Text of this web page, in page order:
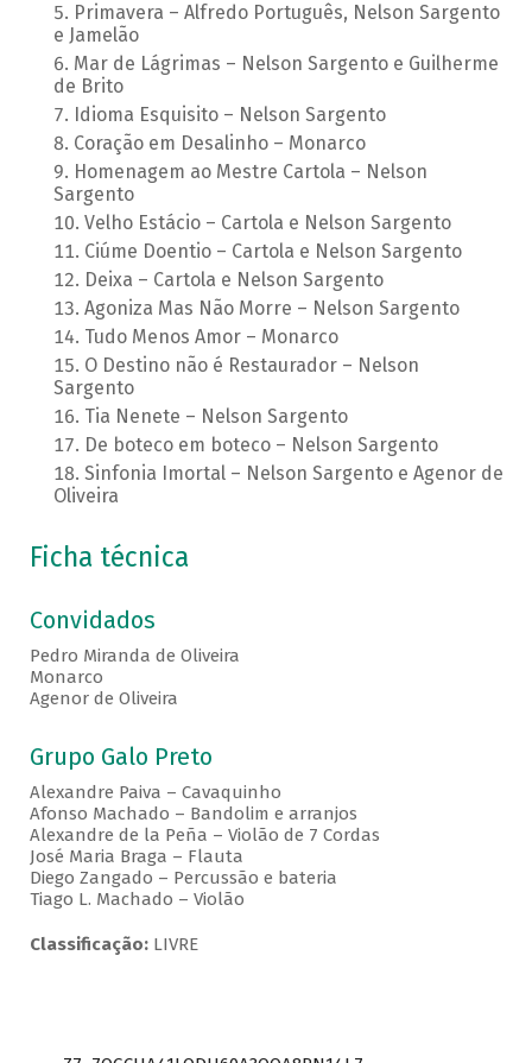
Primavera – Alfredo Português, Nelson Sargento
e Jamelão
Mar de Lágrimas – Nelson Sargento e Guilherme
de Brito
Idioma Esquisito – Nelson Sargento
Coração em Desalinho – Monarco
Homenagem ao Mestre Cartola – Nelson
Sargento
Velho Estácio – Cartola e Nelson Sargento
Ciúme Doentio – Cartola e Nelson Sargento
Deixa – Cartola e Nelson Sargento
Agoniza Mas Não Morre – Nelson Sargento
Tudo Menos Amor – Monarco
O Destino não é Restaurador – Nelson
Sargento
Tia Nenete – Nelson Sargento
De boteco em boteco – Nelson Sargento
Sinfonia Imortal – Nelson Sargento e Agenor de
Oliveira
Ficha técnica
Convidados
Pedro Miranda de Oliveira
Monarco
Agenor de Oliveira
Grupo Galo Preto
Alexandre Paiva – Cavaquinho
Afonso Machado – Bandolim e arranjos
Alexandre de la Peña – Violão de 7 Cordas
José Maria Braga – Flauta
Diego Zangado – Percussão e bateria
Tiago L. Machado – Violão
Classificação:LIVRE